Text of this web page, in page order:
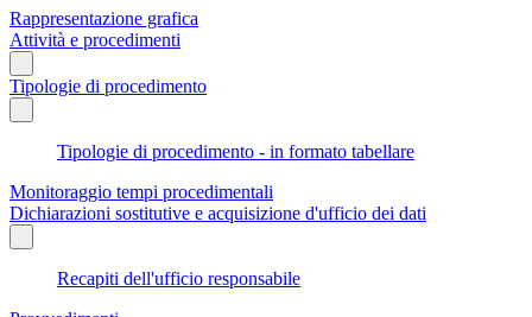
Rappresentazione grafica
Attività e procedimenti
Tipologie di procedimento
Tipologie di procedimento - in formato tabellare
Monitoraggio tempi procedimentali
Dichiarazioni sostitutive e acquisizione d'ufficio dei dati
Recapiti dell'ufficio responsabile